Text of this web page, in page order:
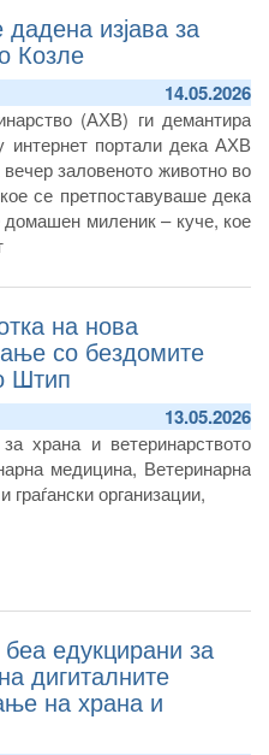
изјава за
Козле
14.05.2026
(АХВ) ги демантира
интернет портали дека АХВ
заловеното животно во
се претпоставуваше дека
миленик – куче, кое
на нова
со бездомите
Штип
13.05.2026
храна и ветеринарството
медицина, Ветеринарна
и граѓански организации,
едукцирани за
дигиталните
на храна и